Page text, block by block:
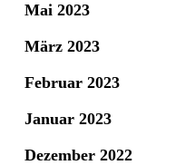
Mai 2023
März 2023
Februar 2023
Januar 2023
Dezember 2022